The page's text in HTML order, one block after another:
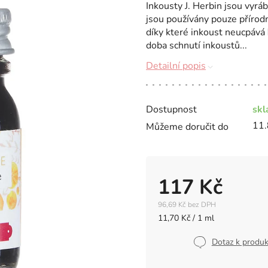
Dostupnost
Můžeme doručit do
117 Kč
96,69 Kč bez DPH
Měrná
11,70 Kč / 1 ml
Dotaz k
Inkousty J. Herbin jsou
jsou používány pouze
díky které inkoust
doba schnutí inkoustů...
Detailní popis